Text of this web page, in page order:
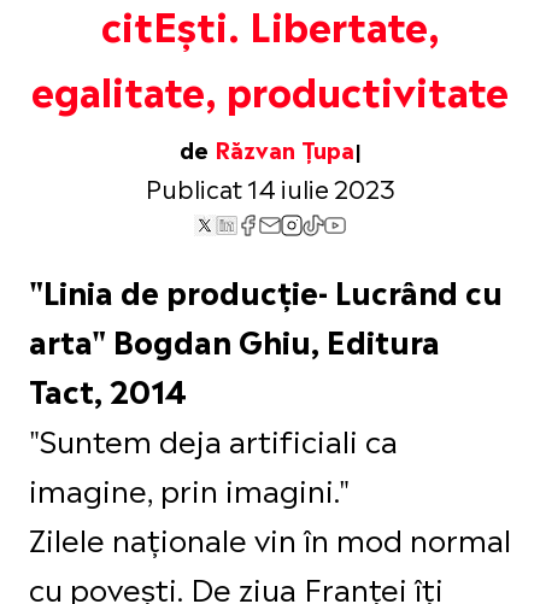
citEști. Libertate,
egalitate, productivitate
de Răzvan Țupa
Publicat 14 iulie 2023
"Linia de producție- Lucrând cu
arta" Bogdan Ghiu, Editura
Tact, 2014
"Suntem deja artificiali ca
imagine, prin imagini."
Zilele naționale vin în mod normal
cu povești. De ziua Franței îți